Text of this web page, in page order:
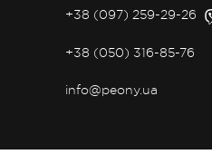
+38 (097) 259-29-26
+38 (050) 316-85-76
info@peony.ua